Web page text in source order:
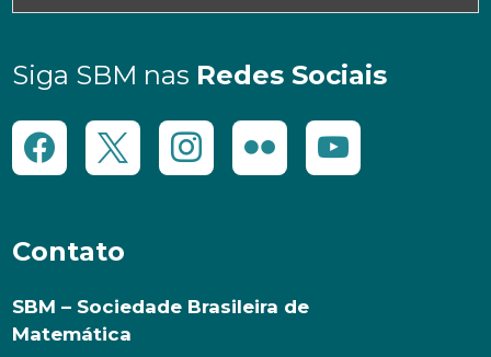
Siga SBM nas Redes Sociais
Contato
SBM – Sociedade Brasileira de
Matemática